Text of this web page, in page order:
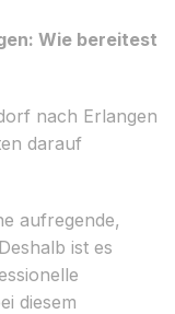
Wie bereitest
nach Erlangen
darauf
aufregende,
ist es
diesem